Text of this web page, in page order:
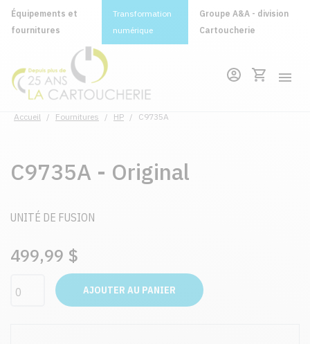
Équipements et
fournitures
Transformation
numérique
Groupe A&A - division
Cartoucherie
Accueil / Fournitures / HP / C9735A
C9735A - Original
UNITÉ DE FUSION
499,99 $
AJOUTER AU PANIER